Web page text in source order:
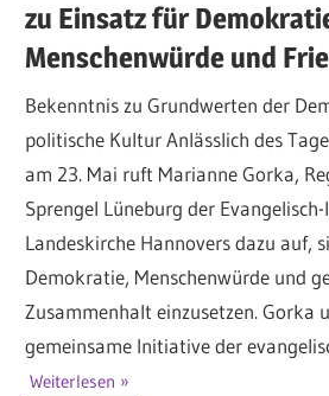
zu Einsatz für
Menschenwürde und
Bekenntnis zu Grundwerten der
politische Kultur Anlässlich des
am 23. Mai ruft Marianne Gorka,
Sprengel Lüneburg der
Landeskirche Hannovers dazu auf,
Demokratie, Menschenwürde und
Zusammenhalt einzusetzen. Gorka
gemeinsame Initiative der
Weiterlesen